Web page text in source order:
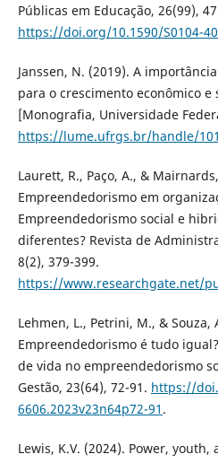
Públicas em Educação, 26(99),
https://doi.org/10.1590/S0104-
Janssen, N. (2019). A
para o crescimento econômico
[Monografia, Universidade
https://lume.ufrgs.br/handle/
Laurett, R., Paço, A., &
Empreendedorismo em
Empreendedorismo social e
diferentes? Revista de
8(2), 379-399.
https://www.researchgate.net/
Lehmen, L., Petrini, M., & Souza,
Empreendedorismo é tudo
de vida no empreendedorismo
Gestão, 23(64), 72-91. https://
6606.2023v23n64p72-91 .
Lewis, K.V. (2024). Power,